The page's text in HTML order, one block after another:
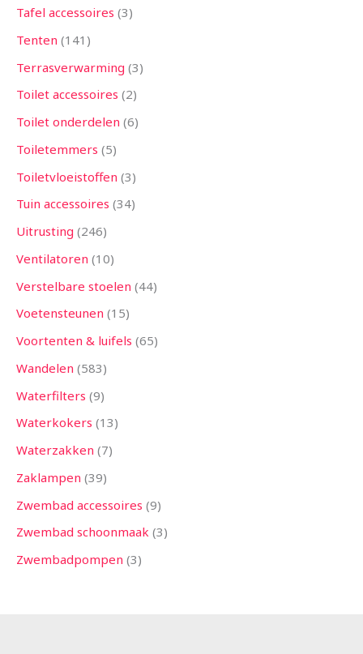
Tafel accessoires 3
Tenten 141
Terrasverwarming 3
Toilet accessoires 2
Toilet onderdelen 6
Toiletemmers 5
Toiletvloeistoffen 3
Tuin accessoires 34
Uitrusting 246
Ventilatoren 10
Verstelbare stoelen 44
Voetensteunen 15
Voortenten & luifels 65
Wandelen 583
Waterfilters 9
Waterkokers 13
Waterzakken 7
Zaklampen 39
Zwembad accessoires 9
Zwembad schoonmaak 3
Zwembadpompen 3